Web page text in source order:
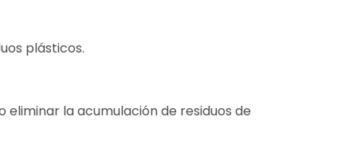
plásticos.
la acumulación de residuos de